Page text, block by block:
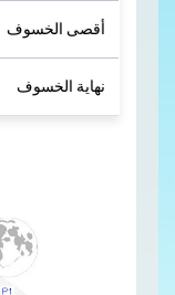
أقصى الخسوف
نهاية الخسوف